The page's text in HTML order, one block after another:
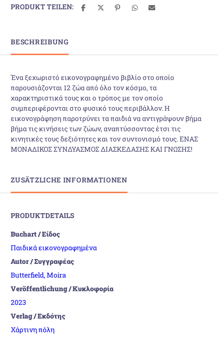
PRODUKT TEILEN:
BESCHREIBUNG
Ένα ξεχωριστό εικονογραφημένο βιβλίο στο οποίο
παρουσιάζονται 12 ζώα από όλο τον κόσμο, τα
χαρακτηριστικά τους και ο τρόπος με τον οποίο
συμπεριφέρονται στο φυσικό τους περιβάλλον. Η
εικονογράφηση παροτρύνει τα παιδιά να αντιγράψουν βήμα
βήμα τις κινήσεις των ζώων, αναπτύσσοντας έτσι τις
κινητικές τους δεξιότητες και τον συντονισμό τους. ΕΝΑΣ
ΜΟΝΑΔΙΚΟΣ ΣΥΝΔΥΑΣΜOΣ ΔΙΑΣΚEΔΑΣΗΣ ΚΑΙ ΓΝΩΣΗΣ!
ZUSÄTZLICHE INFORMATIONEN
PRODUKTDETAILS
Buchart / Είδος
Παιδικά εικονογραφημένα
Autor / Συγγραφέας
Butterfield, Moira
Veröffentlichung / Κυκλοφορία
2023
Verlag / Εκδότης
Χάρτινη πόλη